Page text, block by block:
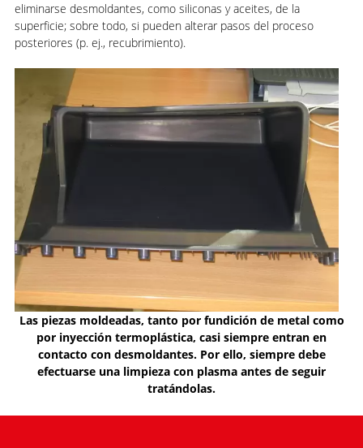
eliminarse desmoldantes, como siliconas y aceites, de la
superficie; sobre todo, si pueden alterar pasos del proceso
posteriores (p. ej., recubrimiento).
Las piezas moldeadas, tanto por fundición de metal como
por inyección termoplástica, casi siempre entran en
contacto con desmoldantes. Por ello, siempre debe
efectuarse una limpieza con plasma antes de seguir
tratándolas.